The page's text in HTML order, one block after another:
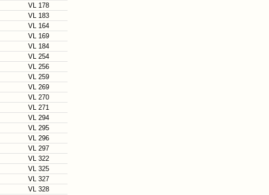
VL 178
VL 183
VL 164
VL 169
VL 184
VL 254
VL 256
VL 259
VL 269
VL 270
VL 271
VL 294
VL 295
VL 296
VL 297
VL 322
VL 325
VL 327
VL 328